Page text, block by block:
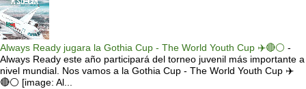
Always Ready jugara la Gothia Cup - The World Youth Cup ✈️🔴⚪️ -
Always Ready este año participará del torneo juvenil más importante a
nivel mundial. Nos vamos a la Gothia Cup - The World Youth Cup ✈️
🔴⚪️ [image: Al...